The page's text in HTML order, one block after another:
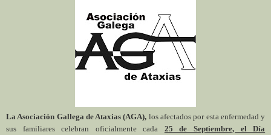
La Asociación Gallega de Ataxias (AGA), los afectados por esta enfermedad y
sus familiares celebran oficialmente cada 25 de Septiembre, el Día